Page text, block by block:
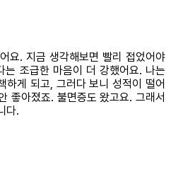
요. 지금 생각해보면 빨리 접었어야
는 조급한 마음이 더 강했어요. 나는
하게 되고, 그러다 보니 성적이 떨어
좋아졌죠. 불면증도 왔고요. 그래서
다.